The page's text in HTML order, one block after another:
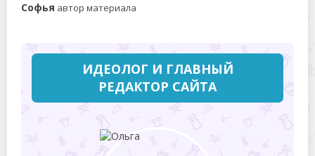
Софья автор материала
ИДЕОЛОГ И ГЛАВНЫЙ
РЕДАКТОР САЙТА